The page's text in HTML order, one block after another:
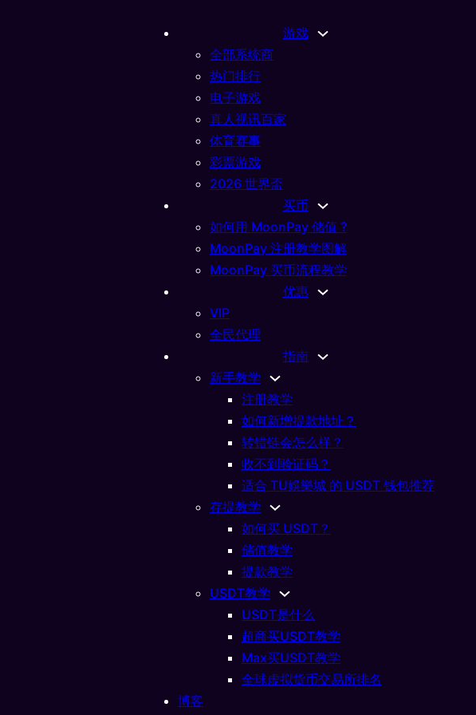
游戏
全部系统商
热门排行
电子游戏
真人视讯百家
体育赛事
彩票游戏
2026 世界盃
买币
如何用 MoonPay 储值 ?
MoonPay 注册教学图解
MoonPay 买币流程教学
优惠
VIP
全民代理
指南
新手教学
注册教学
如何新增提款地址？
转错链会怎么样？
收不到验证码？
适合 TU娛樂城 的 USDT 钱包推荐
存提教学
如何买 USDT？
储值教学
提款教学
USDT教学
USDT是什么
超商买USDT教学
Max买USDT教学
全球虚拟货币交易所排名
博客
USDT教学
ETC / USDT 是什么？报价逻辑与
02/01/2026